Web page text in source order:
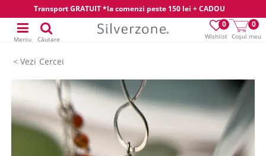
Transport GRATUIT *la comenzi peste 150 lei + CADOU
Wishlist
0
Coșul meu
0
Meniu Căutare
Cercei